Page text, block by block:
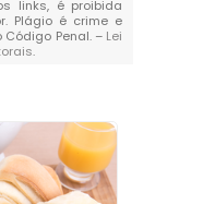
links, é proibida
Plágio é crime e
Penal. – Lei
.